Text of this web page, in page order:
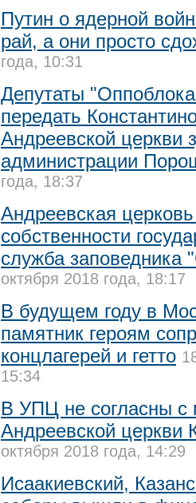
Путин о ядерной
рай, а они просто
года, 10:31
Депутаты
передать
Андреевской церкви
администрации
года, 18:37
Андреевская
собственности
служба заповедника
октября 2018 года, 18:17
В будущем году в
памятник героям
концлагерей и гетто
15:34
В УПЦ не согласны с
Андреевской церкви
октября 2018 года, 14:29
Исаакиевский,